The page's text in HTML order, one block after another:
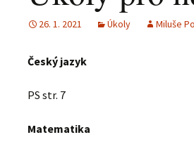
26. 1. 2021 Úkoly Miluše
Český jazyk
PS str. 7
Matematika